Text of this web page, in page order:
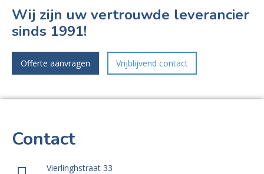
Wij zijn uw vertrouwde leverancier
sinds 1991!
Offerte aanvragen Vrijblijvend contact
Contact
Vierlinghstraat 33